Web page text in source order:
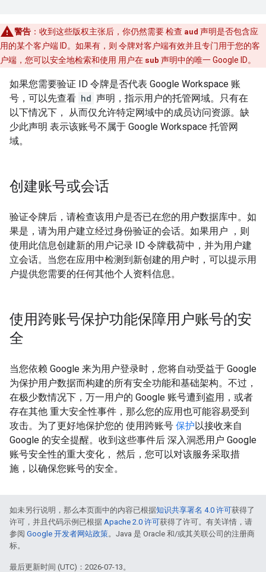
警告 ：收到这些版权主张后，你仍然需要 检查 aud 声明是否包含应
用的某个客户端 ID。如果有，则 令牌对客户端有效并且专门用于您的客
户端，您可以安全地检索和使用 用户在 sub 声明中的唯一 Google ID。
如果您需要验证 ID 令牌是否代表 Google Workspace 账
号，可以先查看 hd 声明，指示用户的托管网域。只有在
以下情况下， 从而仅允许特定网域中的成员访问资源。缺
少此声明 表示该账号不属于 Google Workspace 托管网
域。
创建账号或会话
验证令牌后，请检查该用户是否已在您的用户数据库中。如
果是，请为用户建立经过身份验证的会话。如果用户 ，则
使用此信息创建新的用户记录 ID 令牌载荷中，并为用户建
立会话。当您在应用中检测到新创建的用户时，可以提示用
户提供您需要的任何其他个人资料信息。
使用跨账号保护功能保障用户账号的安
全
当您依赖 Google 来为用户登录时，您将自动受益于 Google
为保护用户数据而构建的所有安全功能和基础架构。不过，
在极少数情况下，万一用户的 Google 账号遭到盗用，或者
存在其他 重大安全性事件，那么您的应用也可能容易受到
攻击。为了更好地保护您的 使用跨账号 保护以接收来自
Google 的安全提醒。收到这些事件后 深入洞悉用户 Google
账号安全性的重大变化， 然后，您可以对该服务采取措
施，以确保您账号的安全。
如未另行说明，那么本页面中的内容已根据知识共享署名 4.0 许可获得了
许可，并且代码示例已根据 Apache 2.0 许可获得了许可。有关详情，请
参阅 Google 开发者网站政策。Java 是 Oracle 和/或其关联公司的注册商
标。
最后更新时间 (UTC)：2026-07-13。